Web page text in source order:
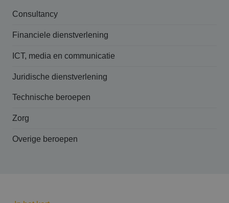
Consultancy
Financiele dienstverlening
ICT, media en communicatie
Juridische dienstverlening
Technische beroepen
Zorg
Overige beroepen